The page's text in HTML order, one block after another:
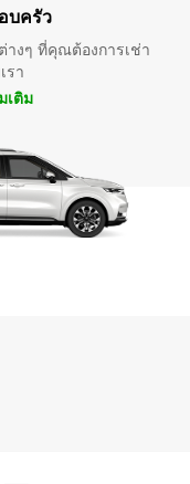
บครัว
งๆ ที่คุณต้องการเช่า
รา
เติม